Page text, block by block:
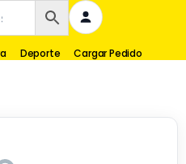
Deporte Cargar Pedido